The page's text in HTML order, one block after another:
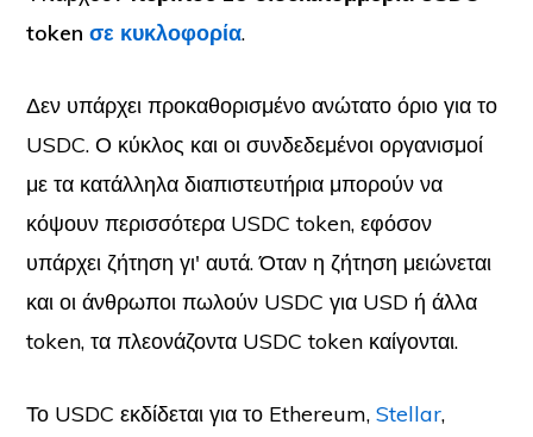
tokenσε κυκλοφορία.
Δεν υπάρχει προκαθορισμένο ανώτατο όριο για το
USDC. Ο κύκλος και οι συνδεδεμένοι οργανισμοί
με τα κατάλληλα διαπιστευτήρια μπορούν να
κόψουν περισσότερα USDC token, εφόσον
υπάρχει ζήτηση γι' αυτά. Όταν η ζήτηση μειώνεται
και οι άνθρωποι πωλούν USDC για USD ή άλλα
token, τα πλεονάζοντα USDC token καίγονται.
Το USDC εκδίδεται για το Ethereum,Stellar,